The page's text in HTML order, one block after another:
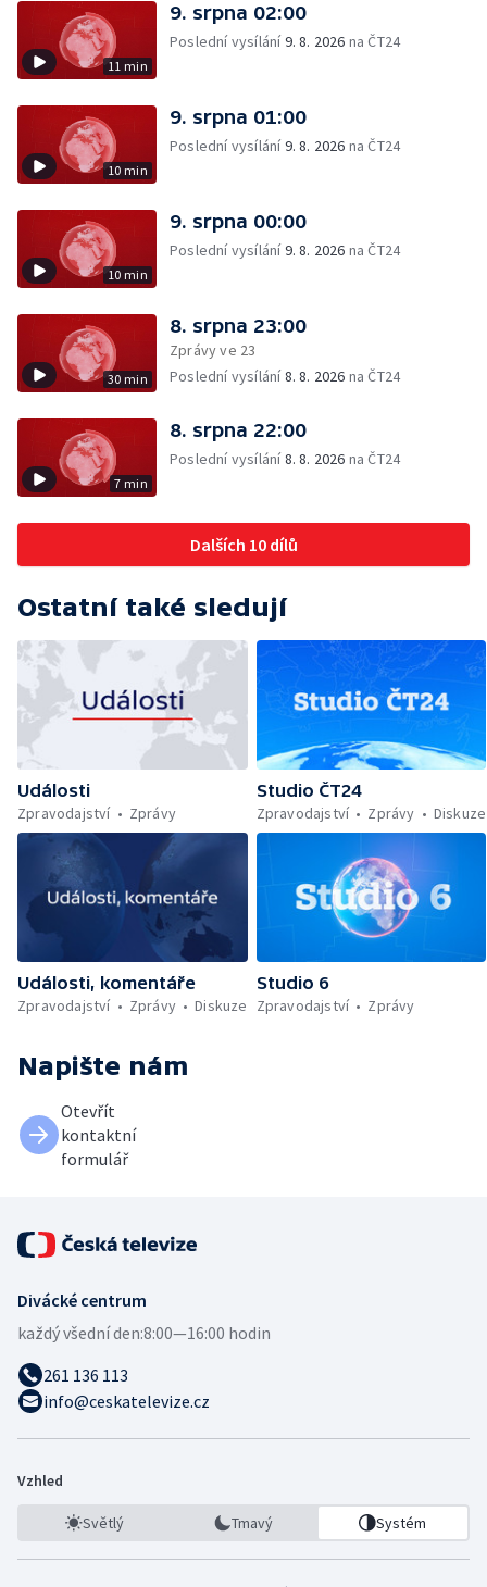
11 min
9. srpna 02:00
Poslední vysílání9. 8. 2026 na ČT24
10 min
9. srpna 01:00
Poslední vysílání9. 8. 2026 na ČT24
10 min
9. srpna 00:00
Poslední vysílání9. 8. 2026 na ČT24
30 min
8. srpna 23:00
Zprávy ve 23
Poslední vysílání8. 8. 2026 na ČT24
7 min
8. srpna 22:00
Poslední vysílání8. 8. 2026 na ČT24
Dalších 10 dílů
Ostatní také sledují
Události
Zpravodajství
Zprávy
Studio ČT24
Zpravodajství
Zprávy Diskuze
Události, komentáře
Zpravodajství
Zprávy Diskuze
Studio 6
Zpravodajství
Zprávy
Napište nám
Otevřít
kontaktní
formulář
Divácké centrum
každý všední den:8:00—16:00 hodin
261 136 113
info@ceskatelevize.cz
Vzhled
Světlý Tmavý Systém